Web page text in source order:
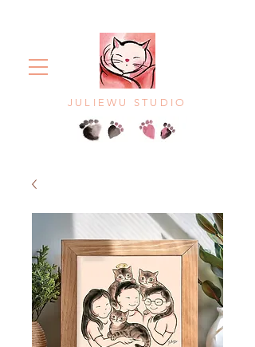
JULIEWU STUDIO